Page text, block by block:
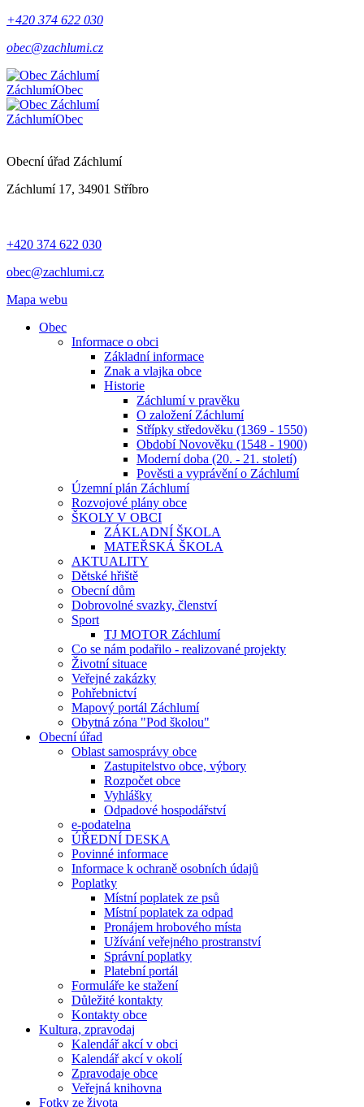
+420 374 622 030
obec@zachlumi.cz
ZáchlumíObec
ZáchlumíObec
Obecní úřad Záchlumí
Záchlumí 17, 34901 Stříbro
+420 374 622 030
obec@zachlumi.cz
Mapa webu
Obec
Informace o obci
Základní informace
Znak a vlajka obce
Historie
Záchlumí v pravěku
O založení Záchlumí
Střípky středověku (1369 - 1550)
Období Novověku (1548 - 1900)
Moderní doba (20. - 21. století)
Pověsti a vyprávění o Záchlumí
Územní plán Záchlumí
Rozvojové plány obce
ŠKOLY V OBCI
ZÁKLADNÍ ŠKOLA
MATEŘSKÁ ŠKOLA
AKTUALITY
Dětské hřiště
Obecní dům
Dobrovolné svazky, členství
Sport
TJ MOTOR Záchlumí
Co se nám podařilo - realizované projekty
Životní situace
Veřejné zakázky
Pohřebnictví
Mapový portál Záchlumí
Obytná zóna "Pod školou"
Obecní úřad
Oblast samosprávy obce
Zastupitelstvo obce, výbory
Rozpočet obce
Vyhlášky
Odpadové hospodářství
e-podatelna
ÚŘEDNÍ DESKA
Povinné informace
Informace k ochraně osobních údajů
Poplatky
Místní poplatek ze psů
Místní poplatek za odpad
Pronájem hrobového místa
Užívání veřejného prostranství
Správní poplatky
Platební portál
Formuláře ke stažení
Důležité kontakty
Kontakty obce
Kultura, zpravodaj
Kalendář akcí v obci
Kalendář akcí v okolí
Zpravodaje obce
Veřejná knihovna
Fotky ze života